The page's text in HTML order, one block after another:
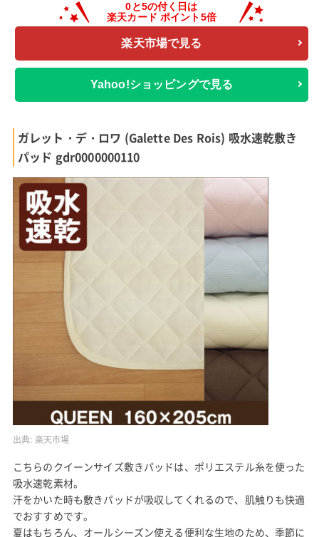
楽天市場で見る
Yahoo!ショッピングで見る
ガレット・デ・ロワ (Galette Des Rois) 吸水速乾敷き
パッド gdr0000000110
出典: 楽天市場
こちらのクイーンサイズ敷きパッドは、ポリエステル糸を使った
吸水速乾素材。
汗をかいた時も敷きパッドが吸収してくれるので、肌触りも快適
でおすすめです。
夏はもちろん、オールシーズン使える便利な生地のため、季節に